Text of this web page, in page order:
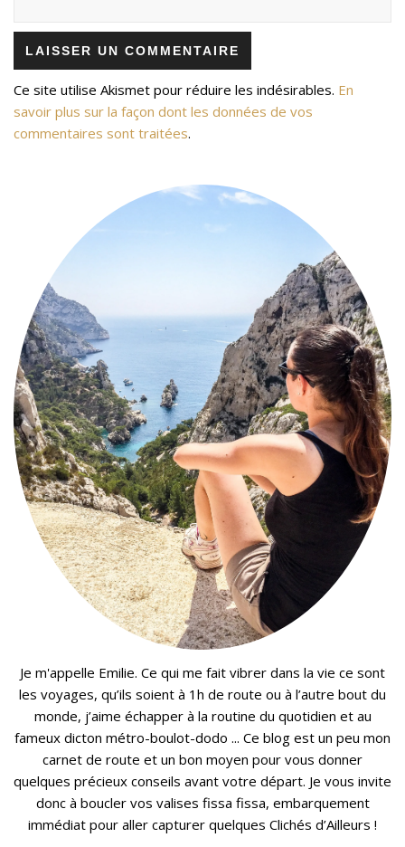
Ce site utilise Akismet pour réduire les indésirables. En
savoir plus sur la façon dont les données de vos
commentaires sont traitées.
Je m'appelle Emilie. Ce qui me fait vibrer dans la vie ce sont
les voyages, qu’ils soient à 1h de route ou à l’autre bout du
monde, j’aime échapper à la routine du quotidien et au
fameux dicton métro-boulot-dodo ... Ce blog est un peu mon
carnet de route et un bon moyen pour vous donner
quelques précieux conseils avant votre départ. Je vous invite
donc à boucler vos valises fissa fissa, embarquement
immédiat pour aller capturer quelques Clichés d’Ailleurs !